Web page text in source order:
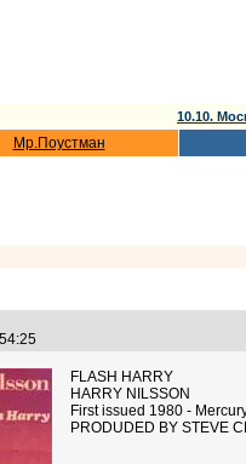
10.10.
Мр.Поустман
FLASH HARRY
HARRY NILSSON
First issued 1980 -
PRODUDED BY STEVE